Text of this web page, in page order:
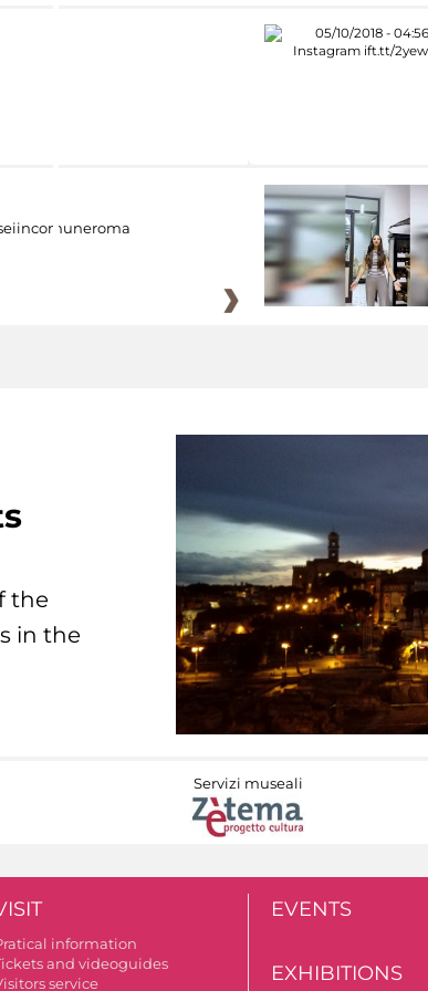
the
in the
Servizi museali
information
and videoguides
service
EVENTS
EXHIBITIONS